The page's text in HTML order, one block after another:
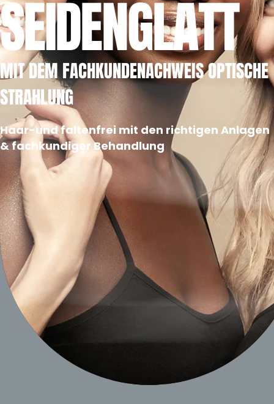
SEIDENGLATT
MIT DEM FACHKUNDENACHWEIS OPTISCHE
STRAHLUNG
Haar-und faltenfrei mit den richtigen Anlagen
&fachkundiger Behandlung